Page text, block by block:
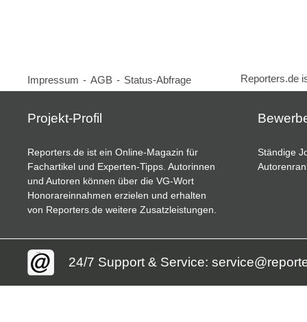
Impressum - AGB - Status-Abfrage Reporters.de
Projekt-Profil
Reporters.de ist ein Online-Magazin für
Fachartikel und Experten-Tipps. Autorinnen
und Autoren können über die VG-Wort
Honorareinnahmen erzielen und erhalten
von Reporters.de weitere Zusatzleistungen.
Ständige
24/7 Support & Service: